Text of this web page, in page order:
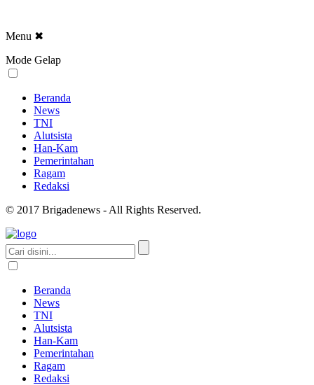
Menu ✖
Mode Gelap
Beranda
News
TNI
Alutsista
Han-Kam
Pemerintahan
Ragam
Redaksi
© 2017 Brigadenews - All Rights Reserved.
Beranda
News
TNI
Alutsista
Han-Kam
Pemerintahan
Ragam
Redaksi